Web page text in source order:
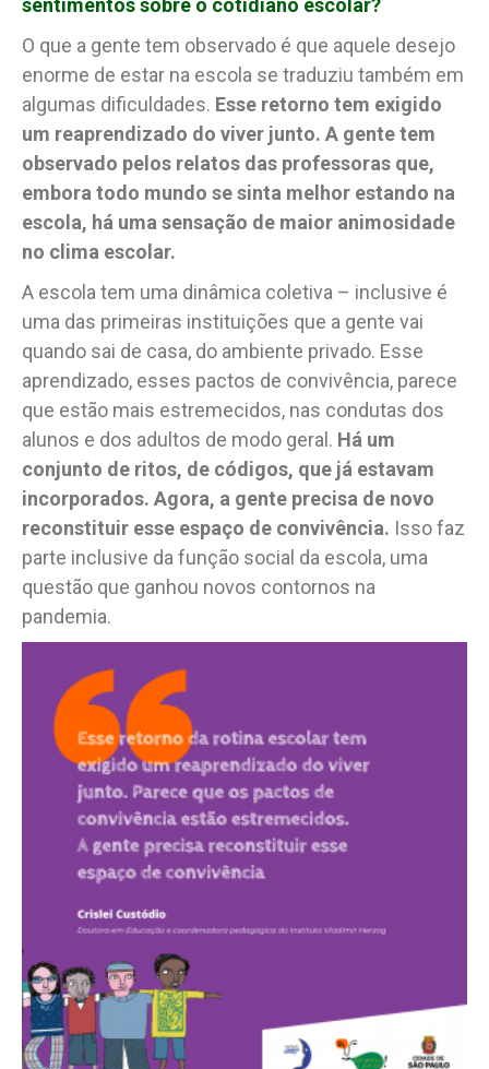
sentimentos sobre o cotidiano escolar?
O que a gente tem observado é que aquele desejo
enorme de estar na escola se traduziu também em
algumas dificuldades. Esse retorno tem exigido
um reaprendizado do viver junto. A gente tem
observado pelos relatos das professoras que,
embora todo mundo se sinta melhor estando na
escola, há uma sensação de maior animosidade
no clima escolar.
A escola tem uma dinâmica coletiva – inclusive é
uma das primeiras instituições que a gente vai
quando sai de casa, do ambiente privado. Esse
aprendizado, esses pactos de convivência, parece
que estão mais estremecidos, nas condutas dos
alunos e dos adultos de modo geral. Há um
conjunto de ritos, de códigos, que já estavam
incorporados. Agora, a gente precisa de novo
reconstituir esse espaço de convivência. Isso faz
parte inclusive da função social da escola, uma
questão que ganhou novos contornos na
pandemia.